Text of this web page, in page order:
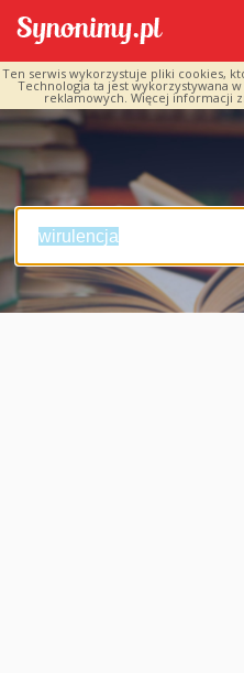
Ten serwis wykorzystuje pliki cookies,
Technologia ta jest wykorzystywana
reklamowych. Więcej informacji